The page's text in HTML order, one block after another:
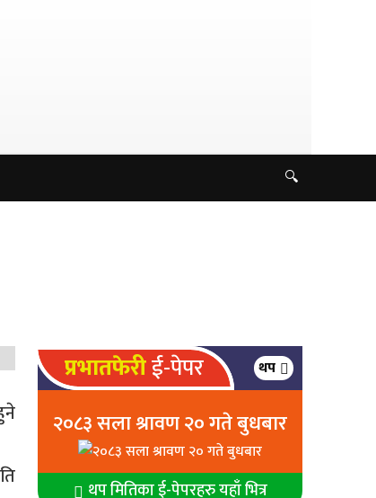
🔍
प्रभातफेरीई-पेपर थप
२०८३ सला श्रावण २० गते बुधबार
थप मितिका ई-पेपरहरु यहाँ भित्र